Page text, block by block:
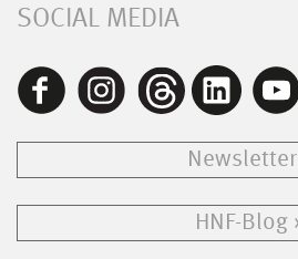
SOCIAL MEDIA
Newsletter
HNF-Blog